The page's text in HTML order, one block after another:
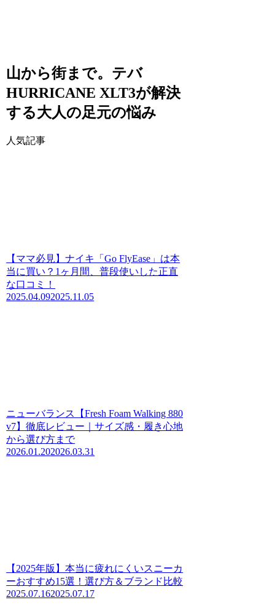
山から街まで。テバ
HURRICANE XLT3が解決
する大人の足元の悩み
人気記事
【ママ必見】ナイキ「Go FlyEase」は本
当に買い？1ヶ月間、普段使いした正直
な口コミ！
2025.04.092025.11.05
ニューバランス【Fresh Foam Walking 880
v7】徹底レビュー｜サイズ感・履き心地
から選び方まで
2026.01.202026.03.31
【2025年版】本当に疲れにくいスニーカ
ーおすすめ15選！選び方＆ブランド比較
2025.07.162025.07.17